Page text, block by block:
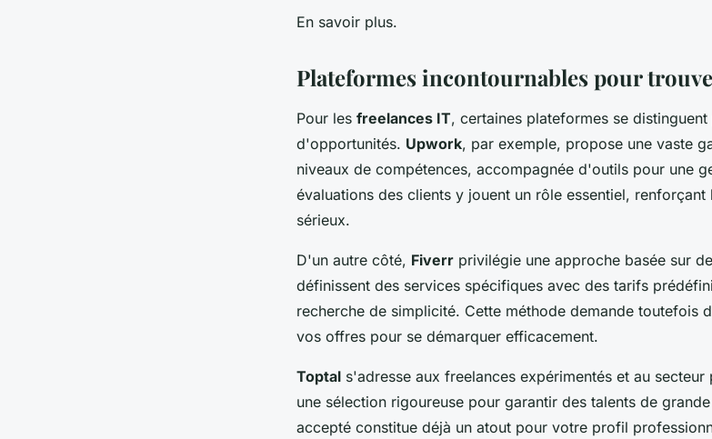
En savoir plus.
Plateformes incontournables pour
Pour les freelances IT, certaines plateformes se
d'opportunités. Upwork, par exemple, propose une vaste
niveaux de compétences, accompagnée d'outils pour une
évaluations des clients y jouent un rôle essentiel,
sérieux.
D'un autre côté, Fiverr privilégie une approche basée sur
définissent des services spécifiques avec des tarifs
recherche de simplicité. Cette méthode demande toutefois
vos offres pour se démarquer efficacement.
Toptal s'adresse aux freelances expérimentés et au
une sélection rigoureuse pour garantir des talents de
accepté constitue déjà un atout pour votre profil